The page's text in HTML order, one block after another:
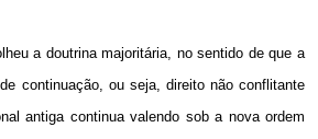
a doutrina majoritária, no sentido de que a
continuação, ou seja, direito não conflitante
antiga continua valendo sob a nova ordem